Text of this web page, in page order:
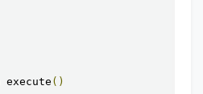
execute ()